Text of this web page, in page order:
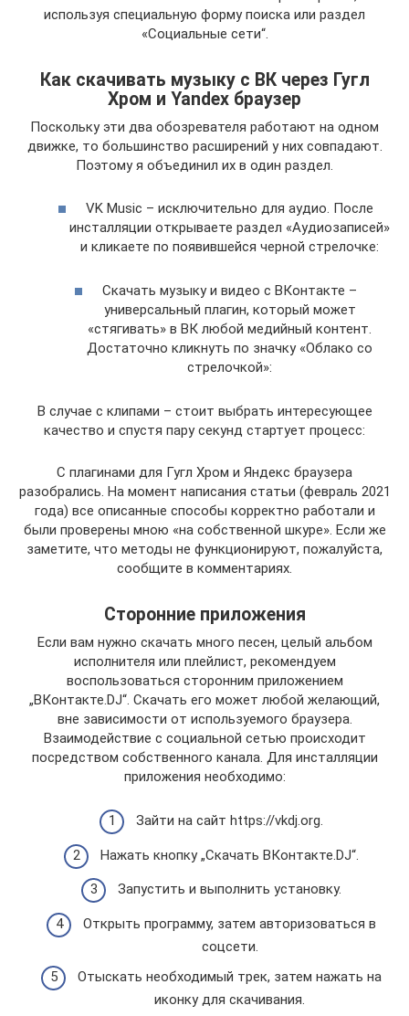
используя специальную форму поиска или раздел
«Социальные сети“.
Как скачивать музыку с ВК через Гугл
Хром и Yandex браузер
Поскольку эти два обозревателя работают на одном
движке, то большинство расширений у них совпадают.
Поэтому я объединил их в один раздел.
VK Music – исключительно для аудио. После
инсталляции открываете раздел «Аудиозаписей»
и кликаете по появившейся черной стрелочке:
Скачать музыку и видео с ВКонтакте –
универсальный плагин, который может
«стягивать» в ВК любой медийный контент.
Достаточно кликнуть по значку «Облако со
стрелочкой»:
В случае с клипами – стоит выбрать интересующее
качество и спустя пару секунд стартует процесс:
С плагинами для Гугл Хром и Яндекс браузера
разобрались. На момент написания статьи (февраль 2021
года) все описанные способы корректно работали и
были проверены мною «на собственной шкуре». Если же
заметите, что методы не функционируют, пожалуйста,
сообщите в комментариях.
Сторонние приложения
Если вам нужно скачать много песен, целый альбом
исполнителя или плейлист, рекомендуем
воспользоваться сторонним приложением
„ВКонтакте.DJ“. Скачать его может любой желающий,
вне зависимости от используемого браузера.
Взаимодействие с социальной сетью происходит
посредством собственного канала. Для инсталляции
приложения необходимо:
Зайти на сайт https://vkdj.org.
Нажать кнопку „Скачать ВКонтакте.DJ“.
Запустить и выполнить установку.
Открыть программу, затем авторизоваться в
соцсети.
Отыскать необходимый трек, затем нажать на
иконку для скачивания.